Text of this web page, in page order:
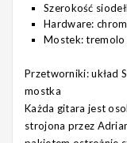
Szerokość
Hardware:
Mostek: tremolo
Przetworniki: układ
mostka
Każda gitara jest
strojona przez